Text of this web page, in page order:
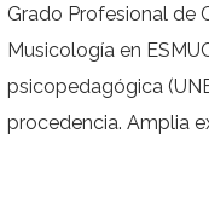
Grado Profesional de
Musicología en
psicopedagógica
procedencia. Amplia